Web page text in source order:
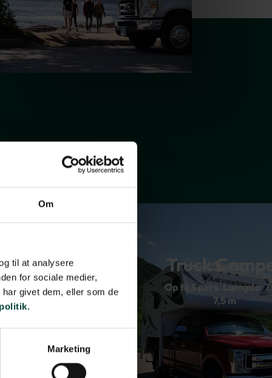
Om
til at analysere
for sociale medier,
givet dem, eller som de
Marketing
Camper
Scout
pers. Længde: 6,2 m
Truck
Op til 3 pers. Længde:
7,5 m